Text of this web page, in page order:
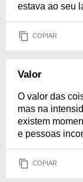
estava ao seu
COPIAR
Valor
O valor das
mas na
existem
e pessoas
COPIAR